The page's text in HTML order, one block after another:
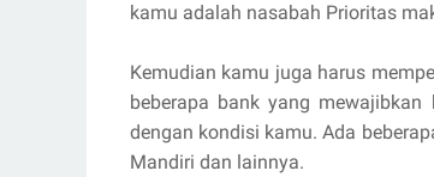
kamu adalah nasabah Prioritas
Kemudian kamu juga harus
beberapa bank yang
dengan kondisi kamu. Ada
Mandiri dan lainnya.